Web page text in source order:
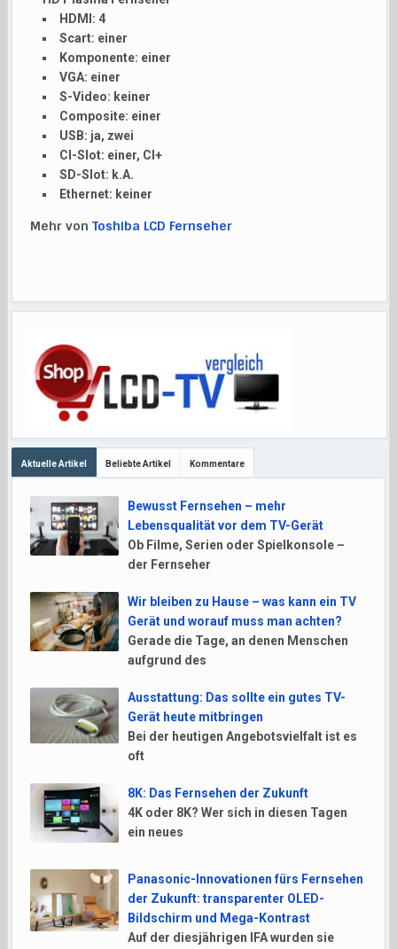
HDMI: 4
Scart: einer
Komponente: einer
VGA: einer
S-Video: keiner
Composite: einer
USB: ja, zwei
CI-Slot: einer, CI+
SD-Slot: k.A.
Ethernet: keiner
Mehr vonToshiba LCD Fernseher
Aktuelle Artikel Beliebte Artikel Kommentare
Bewusst Fernsehen – mehr
Lebensqualität vor dem TV-Gerät
Ob Filme, Serien oder Spielkonsole –
der Fernseher
Wir bleiben zu Hause – was kann ein TV
Gerät und worauf muss man achten?
Gerade die Tage, an denen Menschen
aufgrund des
Ausstattung: Das sollte ein gutes TV-
Gerät heute mitbringen
Bei der heutigen Angebotsvielfalt ist es
oft
8K: Das Fernsehen der Zukunft
4K oder 8K? Wer sich in diesen Tagen
ein neues
Panasonic-Innovationen fürs Fernsehen
der Zukunft: transparenter OLED-
Bildschirm und Mega-Kontrast
Auf der diesjährigen IFA wurden sie